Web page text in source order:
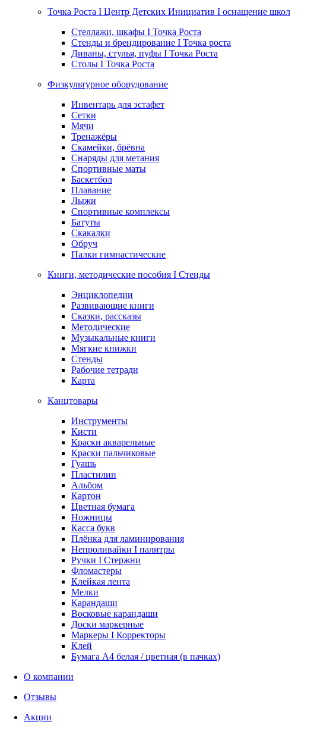
Точка Роста I Центр Детских Инициатив I оснащение школ
Стеллажи, шкафы I Точка Роста
Стенды и брендирование I Точка роста
Диваны, стулья, пуфы I Точка Роста
Столы I Точка Роста
Физкультурное оборудование
Инвентарь для эстафет
Сетки
Мячи
Тренажёры
Скамейки, брёвна
Снаряды для метания
Спортивные маты
Баскетбол
Плавание
Лыжи
Спортивные комплексы
Батуты
Скакалки
Обруч
Палки гимнастические
Книги, методические пособия I Стенды
Энциклопедии
Развивающие книги
Сказки, рассказы
Методические
Музыкальные книги
Мягкие книжки
Стенды
Рабочие тетради
Карта
Канцтовары
Инструменты
Кисти
Краски акварельные
Краски пальчиковые
Гуашь
Пластилин
Альбом
Картон
Цветная бумага
Ножницы
Касса букв
Плёнка для ламинирования
Непроливайки I палитры
Ручки I Стержни
Фломастеры
Клейкая лента
Мелки
Карандаши
Восковые карандаши
Доски маркерные
Маркеры I Корректоры
Клей
Бумага А4 белая / цветная (в пачках)
О компании
Отзывы
Акции